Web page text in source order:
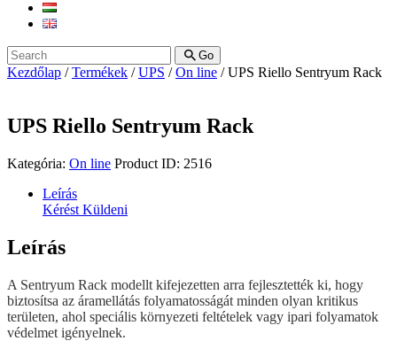
Go
Kezdőlap /Termékek /UPS /On line / UPS Riello Sentryum Rack
UPS Riello Sentryum Rack
Kategória: On line Product ID: 2516
Leírás
Kérést Küldeni
Leírás
A Sentryum Rack modellt kifejezetten arra fejlesztették ki, hogy
biztosítsa az áramellátás folyamatosságát minden olyan kritikus
területen, ahol speciális környezeti feltételek vagy ipari folyamatok
védelmet igényelnek.